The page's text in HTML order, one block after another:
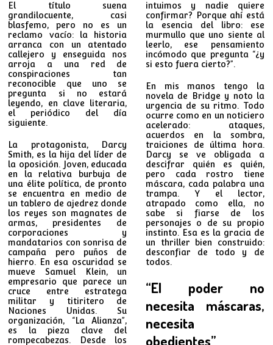
El título suena
grandilocuente, casi
blasfemo, pero no es un
reclamo vacío: la historia
arranca con un atentado
callejero y enseguida nos
arroja a una red de
conspiraciones tan
reconocible que uno se
pregunta si no estará
leyendo, en clave literaria,
el periódico del día
siguiente.
La protagonista, Darcy
Smith, es la hija del líder de
la oposición. Joven, educada
en la relativa burbuja de
una élite política, de pronto
se encuentra en medio de
un tablero de ajedrez donde
los reyes son magnates de
armas, presidentes de
corporaciones y
mandatarios con sonrisa de
campaña pero puños de
hierro. En esa oscuridad se
mueve Samuel Klein, un
empresario que parece un
cruce entre estratega
militar y titiritero de
Naciones Unidas. Su
organización, “La Alianza”,
es la pieza clave del
rompecabezas. Desde los
intuimos y nadie quiere
confirmar? Porque ahí está
la esencia del libro: ese
murmullo que uno siente al
leerlo, ese pensamiento
incómodo que pregunta “¿y
si esto fuera cierto?”.
En mis manos tengo la
novela de Bridge y noto la
urgencia de su ritmo. Todo
ocurre como en un noticiero
acelerado: ataques,
acuerdos en la sombra,
traiciones de última hora.
Darcy se ve obligada a
descifrar quién es quién,
pero cada rostro tiene
máscara, cada palabra una
trampa. Y el lector,
atrapado como ella, no
sabe si fiarse de los
personajes o de su propio
instinto. Esa es la gracia de
un thriller bien construido:
desconfiar de todo y de
todos.
“El poder no
necesita máscaras,
necesita
obedientes”